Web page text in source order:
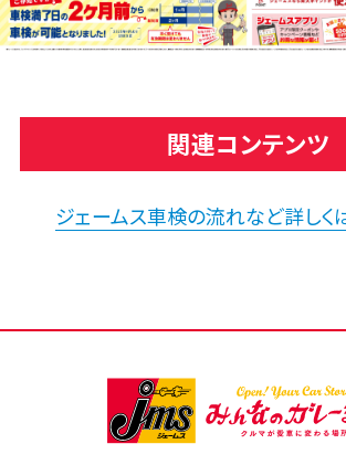
関連コンテンツ
ジェームス車検の流れなど詳しく